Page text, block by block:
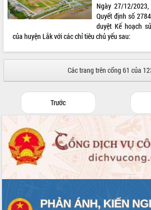
Ngày 27/12/
Quyết định số
duyệt Kế hoạch
của huyện Lắk với các chỉ tiêu chủ yếu sau:
Các trang trên cổng 61 của
Trước